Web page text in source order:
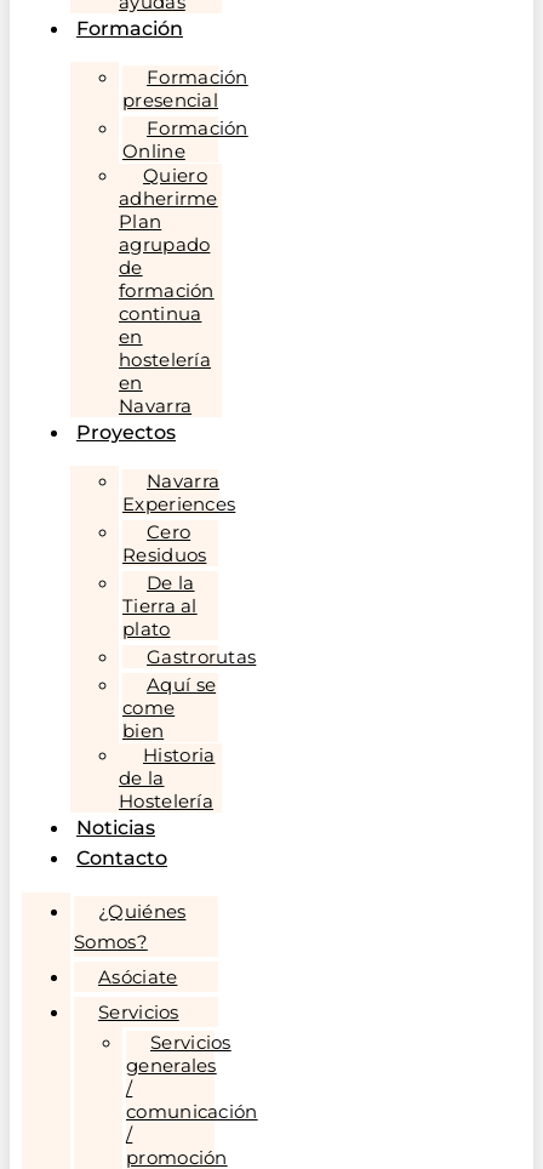
Formación
Formación
presencial
Formación
Online
Quiero
adherirme
Plan
agrupado
de
formación
continua
en
hostelería
en
Navarra
Proyectos
Navarra
Experiences
Cero
Residuos
De la
Tierra al
plato
Gastrorutas
Aquí se
come
bien
Historia
de la
Hostelería
Noticias
Contacto
¿Quiénes
Somos?
Asóciate
Servicios
Servicios
generales
/
comunicación
/
promoción